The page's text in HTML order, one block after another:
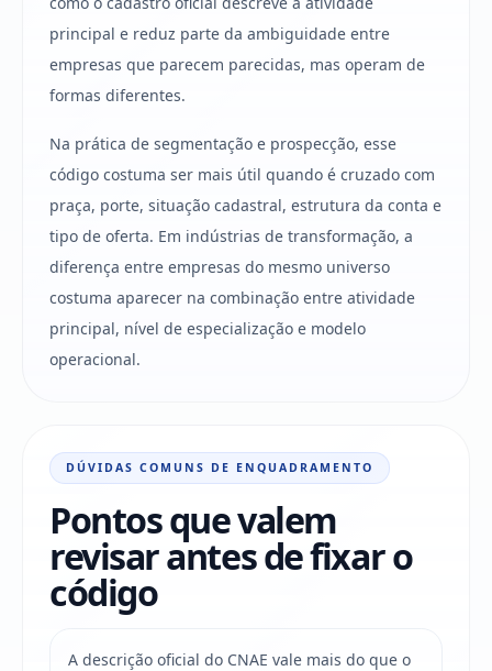
principal e reduz parte da ambiguidade entre
empresas que parecem parecidas, mas operam de
formas diferentes.
Na prática de segmentação e prospecção, esse
código costuma ser mais útil quando é cruzado com
praça, porte, situação cadastral, estrutura da conta e
tipo de oferta. Em indústrias de transformação, a
diferença entre empresas do mesmo universo
costuma aparecer na combinação entre atividade
principal, nível de especialização e modelo
operacional.
DÚVIDAS COMUNS DE ENQUADRAMENTO
Pontos que valem
revisar antes de fixar o
código
A descrição oficial do CNAE vale mais do que o